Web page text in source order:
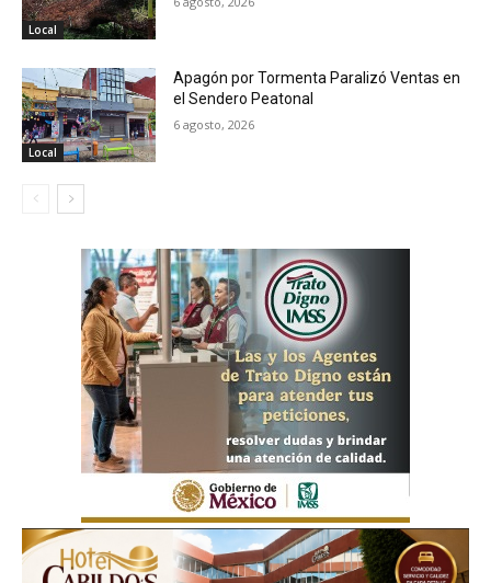
Local
Local
Apagón por Tormenta Paralizó Ventas en
el Sendero Peatonal
6 agosto, 2026